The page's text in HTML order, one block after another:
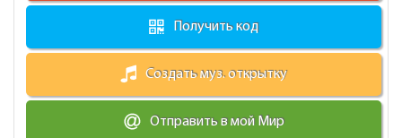
Получить код
Создать муз. открытку
Отправить в мой Мир